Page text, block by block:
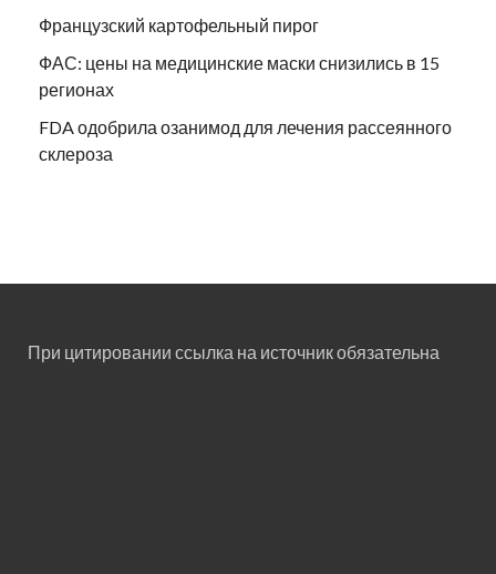
Французский картофельный пирог
ФАС: цены на медицинские маски снизились в 15
регионах
FDA одобрила озанимод для лечения рассеянного
склероза
При цитировании ссылка на источник обязательна